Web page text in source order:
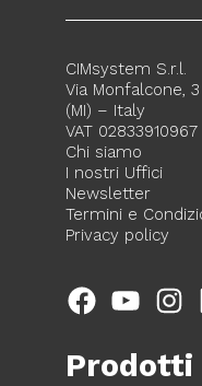
CIMsystem S.r.l.
Via Monfalcone,
(MI) – Italy
VAT 02833910967
Chi siamo
I nostri Uffici
Newsletter
Termini e
Privacy policy
Facebook
Prodotti